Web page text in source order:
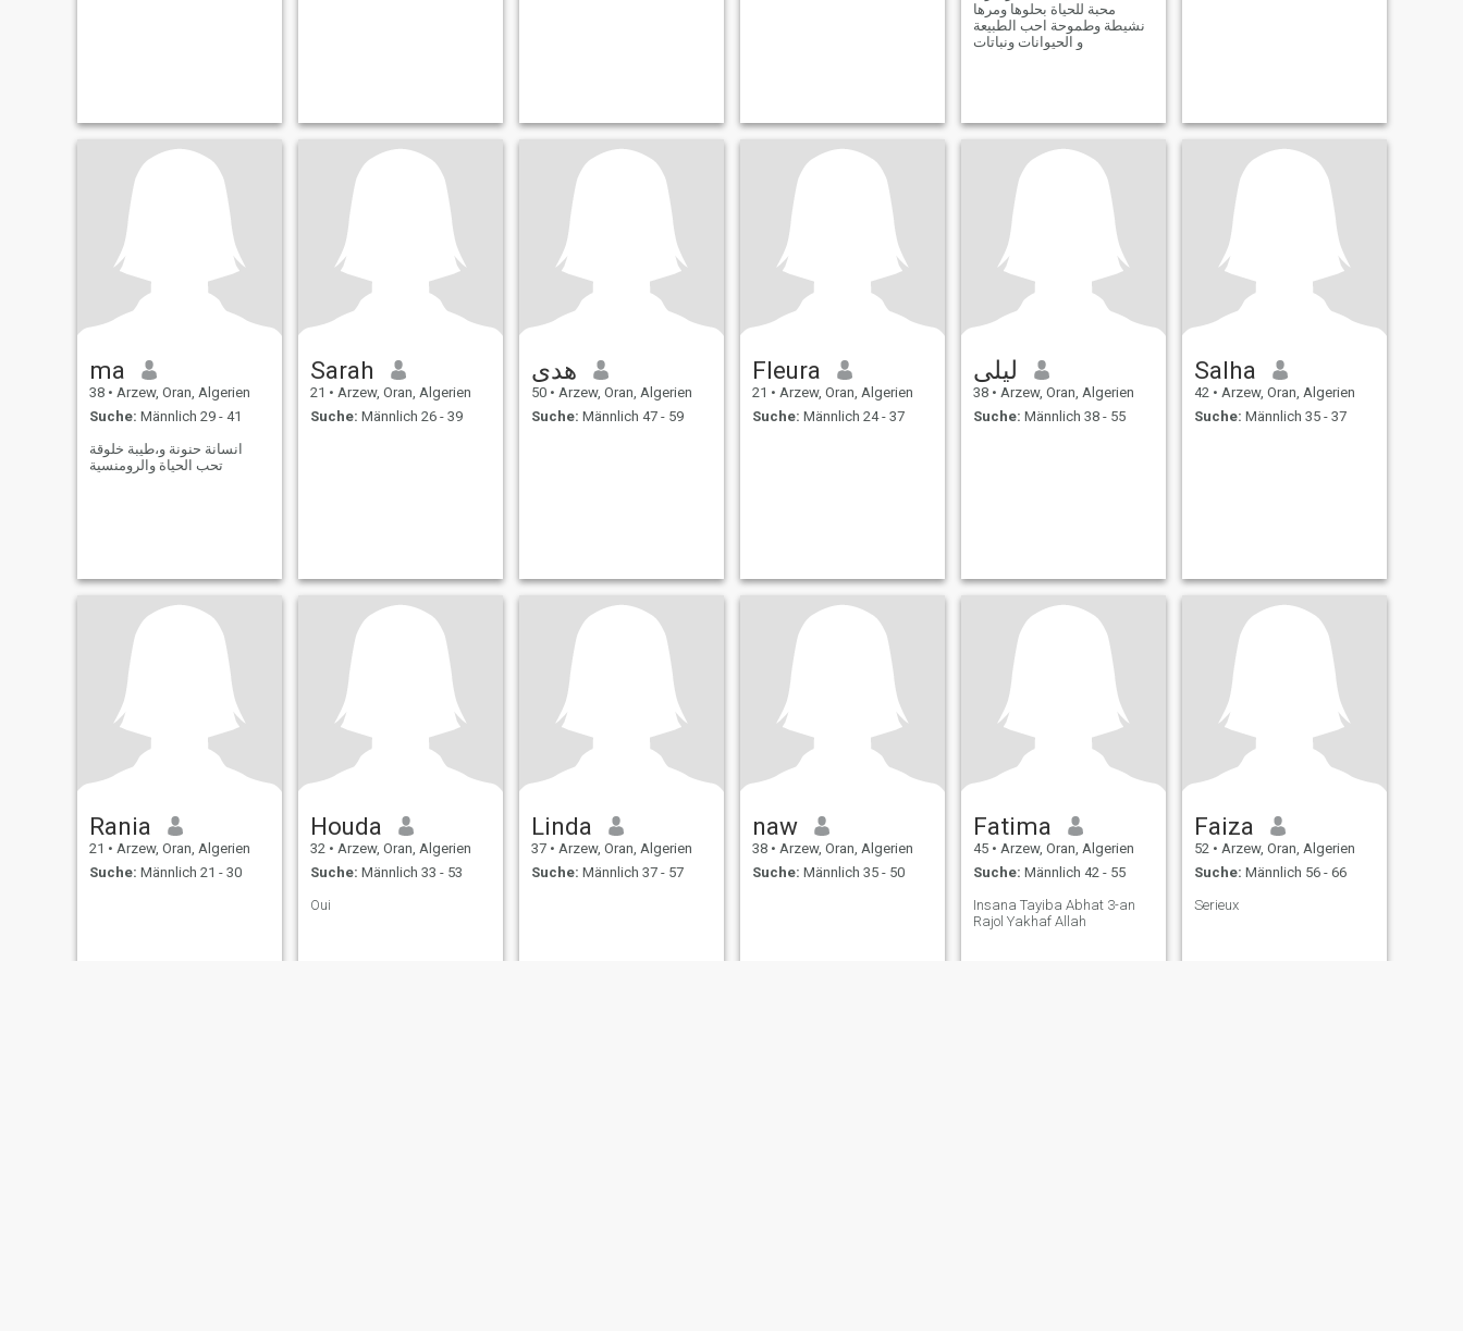
محبة للحياة بحلوها ومرها
نشيطة وطموحة احب الطبيعة
و الحيوانات ونباتات
ma
38 • Arzew, Oran, Algerien
Suche: Männlich 29 - 41
انسانة حنونة و،طيبة خلوقة
تحب الحياة والرومنسية
Sarah
21 • Arzew, Oran, Algerien
Suche: Männlich 26 - 39
هدى
50 • Arzew, Oran, Algerien
Suche: Männlich 47 - 59
Fleura
21 • Arzew, Oran, Algerien
Suche: Männlich 24 - 37
ليلى
38 • Arzew, Oran, Algerien
Suche: Männlich 38 - 55
Salha
42 • Arzew, Oran, Algerien
Suche: Männlich 35 - 37
Rania
21 • Arzew, Oran, Algerien
Suche: Männlich 21 - 30
Houda
32 • Arzew, Oran, Algerien
Suche: Männlich 33 - 53
Oui
Linda
37 • Arzew, Oran, Algerien
Suche: Männlich 37 - 57
naw
38 • Arzew, Oran, Algerien
Suche: Männlich 35 - 50
Fatima
45 • Arzew, Oran, Algerien
Suche: Männlich 42 - 55
Insana Tayiba Abhat 3-an
Rajol Yakhaf Allah
Faiza
52 • Arzew, Oran, Algerien
Suche: Männlich 56 - 66
Serieux